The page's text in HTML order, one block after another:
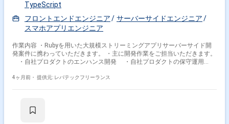
TypeScript
フロントエンドエンジニア
サーバーサイドエンジニア
スマホアプリエンジニア
作業内容 ・Rubyを用いた大規模ストリーミングアプリサーバーサイド開
発案件に携わっていただきます。 ・主に開発作業をご担当いただきます。
・自社プロダクトのエンハンス開発 ・自社プロダクトの保守運用
4ヶ月前・ 提供元: レバテックフリーランス